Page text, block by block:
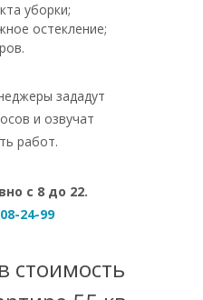
уборки;
остекление;
зададут
и озвучат
работ.
с 8 до 22.
24-99
стоимость